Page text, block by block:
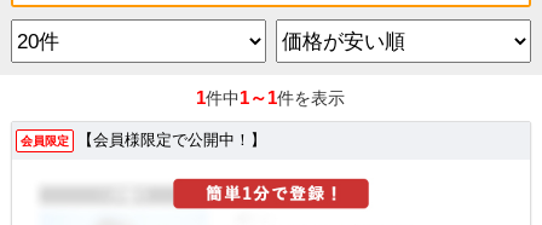
1件中1～1件を表示
会員限定 【会員様限定で公開中！】